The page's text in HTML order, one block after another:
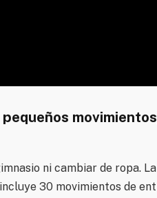
ni cambiar de ropa. La
30 movimientos de